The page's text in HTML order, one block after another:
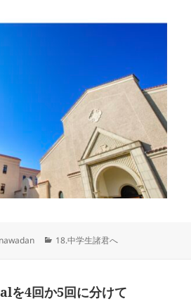
作
nawadan
カ
ー
18.中学生諸君へ
を4回か5回に分けて